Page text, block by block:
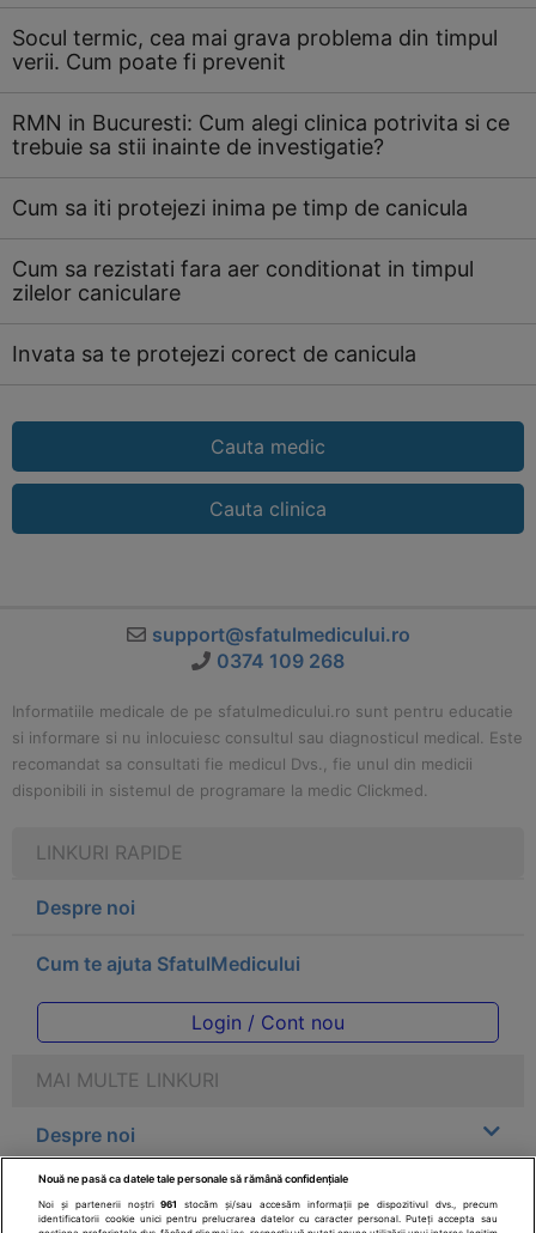
Socul termic, cea mai grava problema din timpul
verii. Cum poate fi prevenit
RMN in Bucuresti: Cum alegi clinica potrivita si ce
trebuie sa stii inainte de investigatie?
Cum sa iti protejezi inima pe timp de canicula
Cum sa rezistati fara aer conditionat in timpul
zilelor caniculare
Invata sa te protejezi corect de canicula
Cauta medic
Cauta clinica
support@sfatulmedicului.ro
0374 109 268
Informatiile medicale de pe sfatulmedicului.ro sunt pentru educatie
si informare si nu inlocuiesc consultul sau diagnosticul medical. Este
recomandat sa consultati fie medicul Dvs., fie unul din medicii
disponibili in sistemul de programare la medic Clickmed.
LINKURI RAPIDE
Despre noi
Cum te ajuta SfatulMedicului
Login / Cont nou
MAI MULTE LINKURI
Despre noi
Legal
Nouă ne pasă ca datele tale personale să rămână confidențiale
Noi și partenerii noștri961
stocăm și/sau accesăm informații pe dispozitivul dvs., precum
identificatorii cookie unici pentru prelucrarea datelor cu caracter personal. Puteți accepta sau